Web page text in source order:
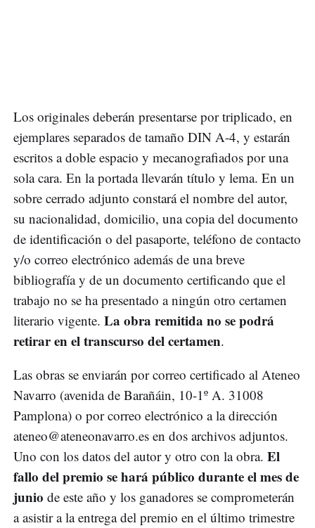
Los originales deberán presentarse por triplicado, en
ejemplares separados de tamaño DIN A-4, y estarán
escritos a doble espacio y mecanografiados por una
sola cara. En la portada llevarán título y lema. En un
sobre cerrado adjunto constará el nombre del autor,
su nacionalidad, domicilio, una copia del documento
de identificación o del pasaporte, teléfono de contacto
y/o correo electrónico además de una breve
bibliografía y de un documento certificando que el
trabajo no se ha presentado a ningún otro certamen
literario vigente. La obra remitida no se podrá
retirar en el transcurso del certamen.
Las obras se enviarán por correo certificado al Ateneo
Navarro (avenida de Barañáin, 10-1º A. 31008
Pamplona) o por correo electrónico a la dirección
ateneo@ateneonavarro.es en dos archivos adjuntos.
Uno con los datos del autor y otro con la obra. El
fallo del premio se hará público durante el mes de
junio de este año y los ganadores se comprometerán
a asistir a la entrega del premio en el último trimestre